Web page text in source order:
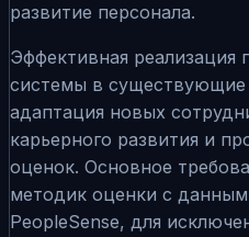
развитие персонала.
Эффективная реализация
системы в существующие
адаптация новых
карьерного развития и
оценок. Основное
методик оценки с
PeopleSense, для